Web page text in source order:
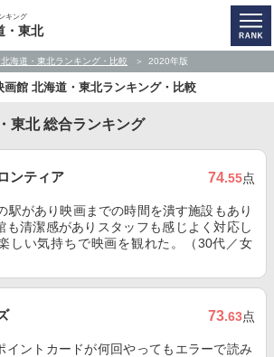
キング
・東北
海道・東北ランキング・比較 2020年版
画館 北海道・東北ランキング・比較
東北 総合ランキング
ンティア 74.55点
駅があり映画までの時間を潰す施設もあり
も清潔感がありスタッフも感じよく対応し
しい気持ちで映画を観れた。（30代／女
73.63点
イントカードが何回やってもエラーで読み